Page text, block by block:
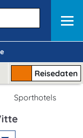
Reisedaten
Sporthotels